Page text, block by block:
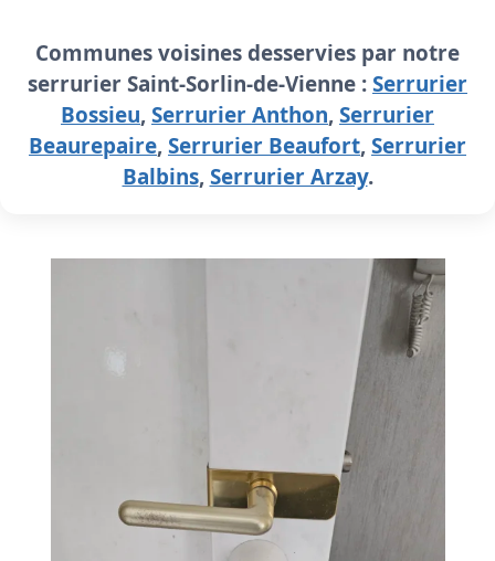
Communes voisines desservies par notre
serrurier Saint-Sorlin-de-Vienne :Serrurier
Bossieu, Serrurier Anthon, Serrurier
Beaurepaire, Serrurier Beaufort, Serrurier
Balbins, Serrurier Arzay.